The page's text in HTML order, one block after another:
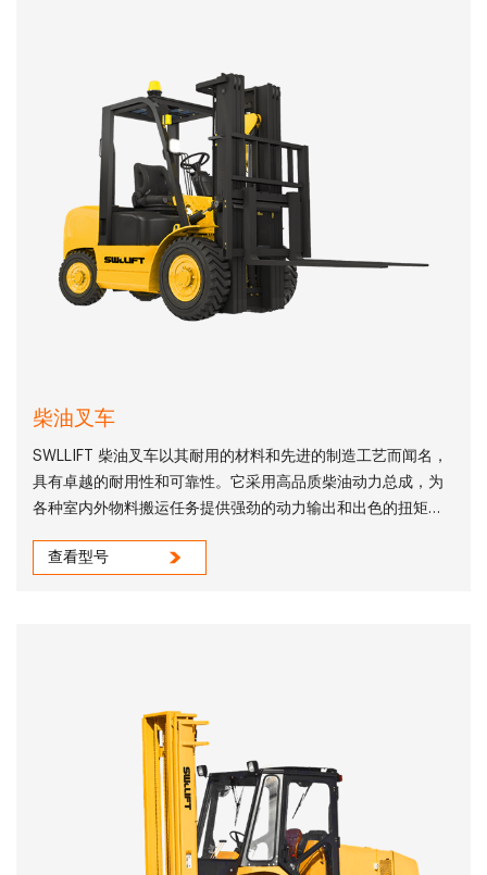
柴油叉车
SWLLIFT 柴油叉车以其耐用的材料和先进的制造工艺而闻名，
具有卓越的耐用性和可靠性。它采用高品质柴油动力总成，为
各种室内外物料搬运任务提供强劲的动力输出和出色的扭矩。
高效地移动和堆放各种货物。
查看型号